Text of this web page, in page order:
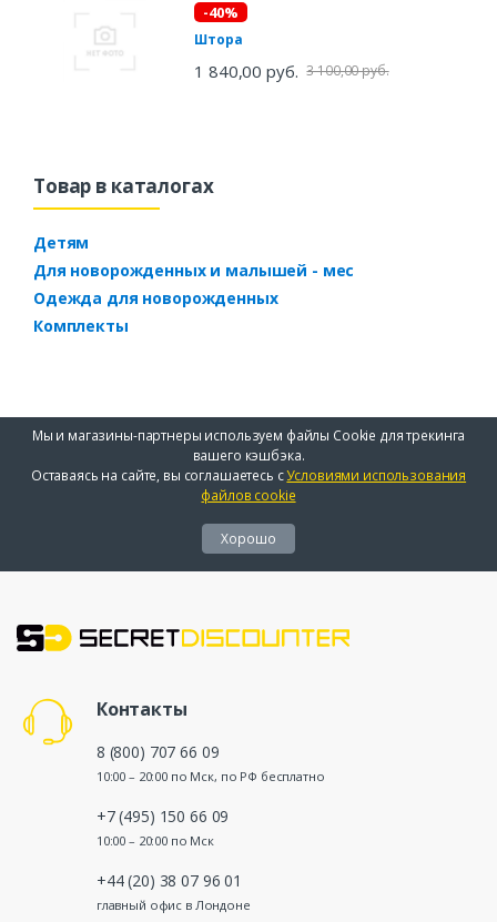
-40%
Штора
1 840,00 руб. 3 100,00 руб.
Товар в каталогах
Детям
Для новорожденных и малышей - мес
Одежда для новорожденных
Комплекты
Мы и магазины-партнеры используем файлы Cookie для трекинга
вашего кэшбэка.
Оставаясь на сайте, вы соглашаетесь сУсловиями использования
файлов cookie
Хорошо
Контакты
8 (800) 707 66 09
10:00 – 20:00 по Мск, по РФ бесплатно
+7 (495) 150 66 09
10:00 – 20:00 по Мск
+44 (20) 38 07 96 01
главный офис в Лондоне